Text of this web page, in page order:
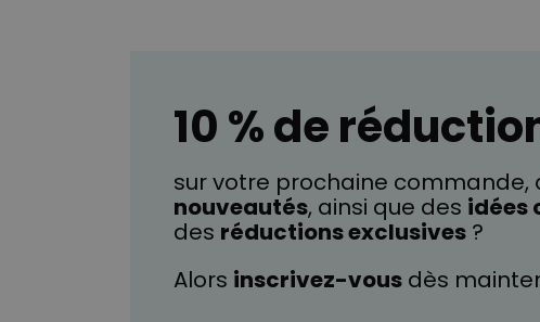
10 % de
sur votre prochaine commande,
nouveautés, ainsi que des idées
des réductions exclusives ?
Alors inscrivez-vous dès